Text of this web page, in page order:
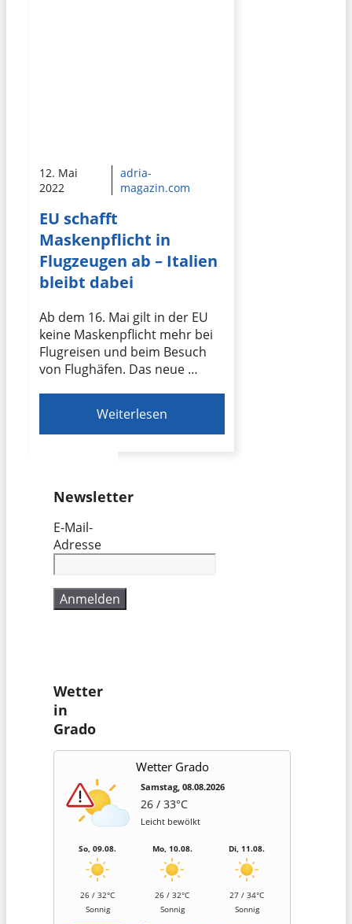
12. Mai
2022
adria-
magazin.com
EU schafft
Maskenpflicht in
Flugzeugen ab – Italien
bleibt dabei
Ab dem 16. Mai gilt in der EU
keine Maskenpflicht mehr bei
Flugreisen und beim Besuch
von Flughäfen. Das neue …
Weiterlesen
Newsletter
E-Mail-
Adresse
Wetter
in
Grado
Wetter Grado
Samstag, 08.08.2026
26 / 33°C
Leicht bewölkt
So, 09.08.
26 / 32°C
Sonnig
Mo, 10.08.
26 / 32°C
Sonnig
Di, 11.08.
27 / 34°C
Sonnig